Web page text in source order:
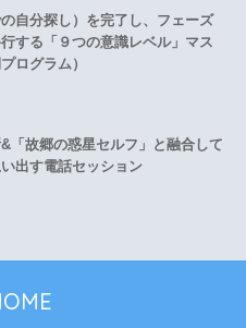
自分探し）を完了し、フェーズ
する「９つの意識レベル」マス
ログラム）
&「故郷の惑星セルフ」と融合して
出す電話セッション